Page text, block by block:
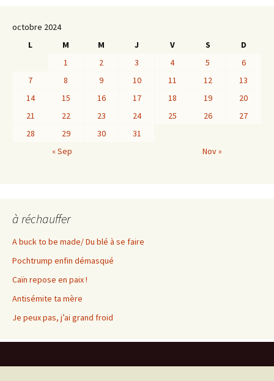
octobre 2024
L
M M J V S
D
1
2 3 4 5
6
7
8 9 10 11 12
13
14
15 16 17 18 19
20
21
22 23 24 25 26
27
28
29 30
31
« Sep
Nov »
à réchauffer
A buck to be made/ Du blé à se faire
Pochtrump enfin démasqué
Caïn repose en paix !
Antisémite ta mère
Je peux pas, j’ai grand froid